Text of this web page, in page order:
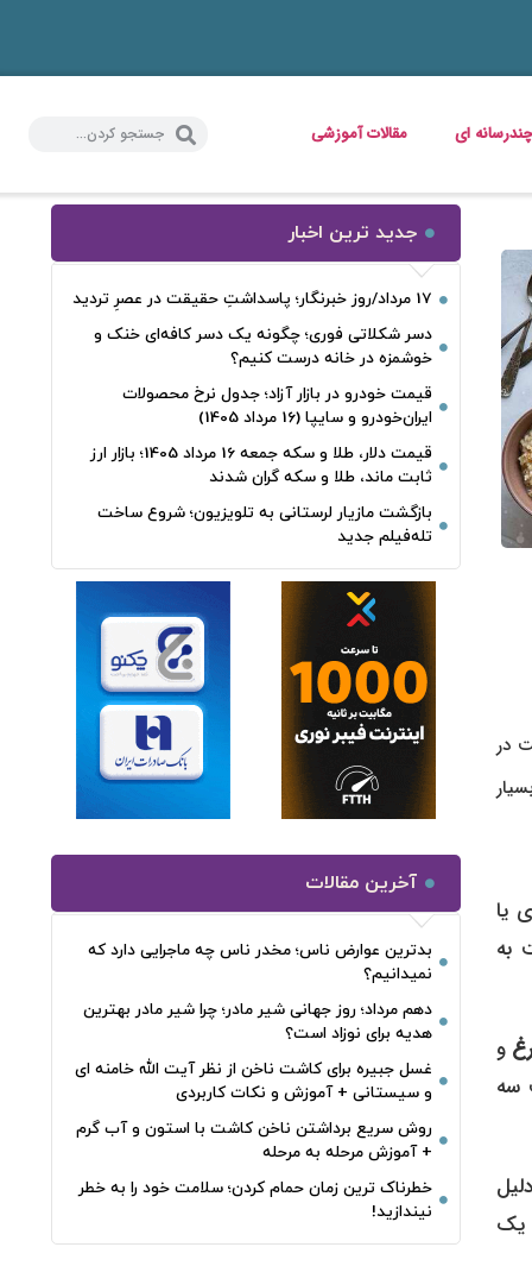
چندرسانه ای مقالات آموزشی
در
یا
به
و
سه
یک
جدید ترین اخبار
17 مرداد/روز خبرنگار؛ پاسداشتِ حقیقت در عصرِ تردید
دسر شکلاتی فوری؛ چگونه یک دسر کافه‌ای خنک و
خوشمزه در خانه درست کنیم؟
قیمت خودرو در بازار آزاد؛ جدول نرخ محصولات
ایران‌خودرو و سایپا (16 مرداد 1405)
قیمت دلار، طلا و سکه جمعه 16 مرداد 1405؛ بازار ارز
ثابت ماند، طلا و سکه گران شدند
بازگشت مازیار لرستانی به تلویزیون؛ شروع ساخت
تله‌فیلم جدید
آخرین مقالات
بدترین عوارض ناس؛ مخدر ناس چه ماجرایی دارد که
نمیدانیم؟
دهم مرداد؛ روز جهانی شیر مادر؛ چرا شیر مادر بهترین
هدیه برای نوزاد است؟
غسل جبیره برای کاشت ناخن از نظر آیت الله خامنه ای
و سیستانی + آموزش و نکات کاربردی
روش سریع برداشتن ناخن کاشت با استون و آب گرم
+ آموزش مرحله به مرحله
خطرناک‌ ترین زمان‌ حمام کردن؛ سلامت خود را به خطر
نیندازید!